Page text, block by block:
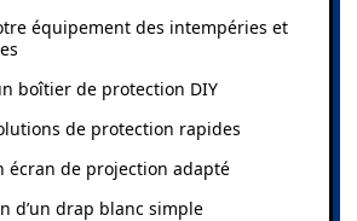
équipement des intempéries et
boîtier de protection DIY
de protection rapides
écran de projection adapté
d’un drap blanc simple